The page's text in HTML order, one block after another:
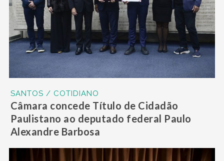
SANTOS / COTIDIANO
Câmara concede Título de Cidadão
Paulistano ao deputado federal Paulo
Alexandre Barbosa